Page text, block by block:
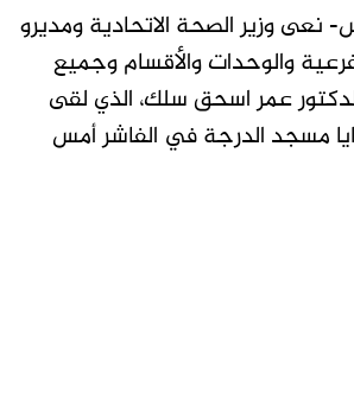
نعى وزير الصحة الاتحادية ومديرو
والوحدات والأقسام وجميع
الدكتور عمر اسحق سلك، الذي لقى
مسجد الدرجة في الفاشر أمس